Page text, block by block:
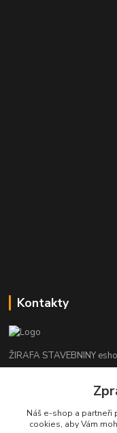
Kontakty
ŽIRAFA STAVEBNINY
+420 312 685 342
kladno@zirafa-
Náš e-shop a partneři
cookies, aby Vám